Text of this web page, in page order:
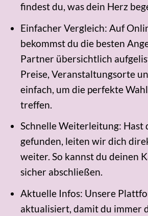
findest du, was dein Herz
Einfacher Vergleich: Auf
bekommst du die besten
Partner übersichtlich
Preise, Veranstaltungsorte
einfach, um die perfekte
treffen.
Schnelle Weiterleitung: Hast
gefunden, leiten wir dich
weiter. So kannst du deinen
sicher abschließen.
Aktuelle Infos: Unsere
aktualisiert, damit du immer